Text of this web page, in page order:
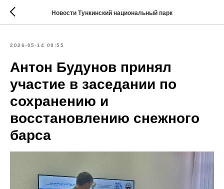
Новости Тункинский национальный парк
2026-05-14 09:55
Антон Будунов принял
участие в заседании по
сохранению и
восстановлению снежного
барса